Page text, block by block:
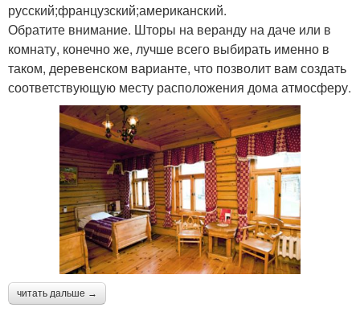
русский;французский;американский.
Обратите внимание. Шторы на веранду на даче или в
комнату, конечно же, лучше всего выбирать именно в
таком, деревенском варианте, что позволит вам создать
соответствующую месту расположения дома атмосферу.
читать дальше →